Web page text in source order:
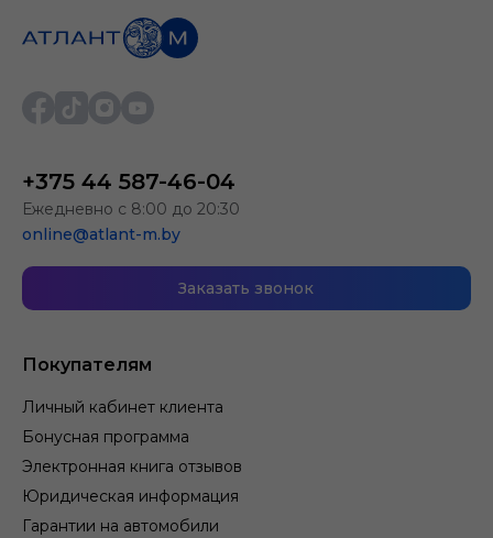
Покупателям
Личный кабинет клиента
Бонусная программа
Электронная книга отзывов
Юридическая информация
Гарантии на автомобили
+375 44 587-46-04
Ежедневно с 8:00 до 20:30
online@atlant-m.by
Заказать звонок